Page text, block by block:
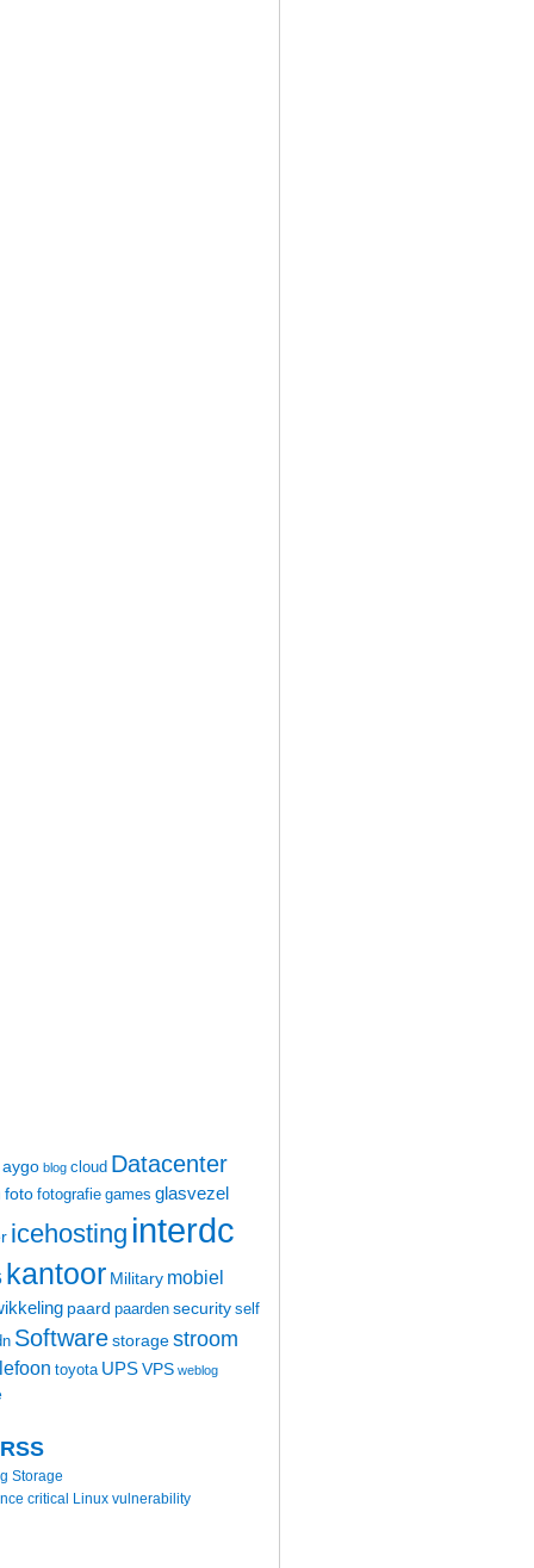
aygo blog cloud Datacenter
foto fotografie games glasvezel
icehosting interdc
kantoor Military mobiel
paard paarden security self
Softwarestoragestroom
toyota UPSVPS weblog
Storage
critical Linux vulnerability